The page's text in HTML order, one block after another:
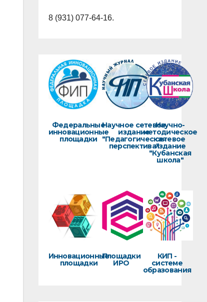
8 (931) 077-64-16.
Федеральные
инновационные
площадки
Научное сетевое
издание
"Педагогическая
перспектива"
Научно-
методическое
сетевое
издание
"Кубанская
школа"
Инновационные
площадки
Площадки
ИРО
КИП -
системе
образования